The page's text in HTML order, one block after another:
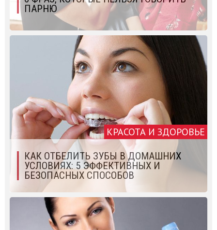
ПАРНЮ
КРАСОТА И ЗДОРОВЬЕ
КАК ОТБЕЛИТЬ ЗУБЫ В ДОМАШНИХ
УСЛОВИЯХ: 5 ЭФФЕКТИВНЫХ И
БЕЗОПАСНЫХ СПОСОБОВ